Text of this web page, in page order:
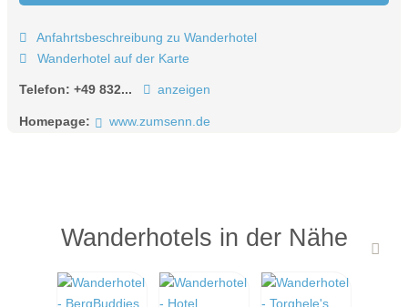
Anfahrtsbeschreibung zu Wanderhotel
Wanderhotel auf der Karte
Telefon: +49 832... anzeigen
Homepage: www.zumsenn.de
Wanderhotels in der Nähe